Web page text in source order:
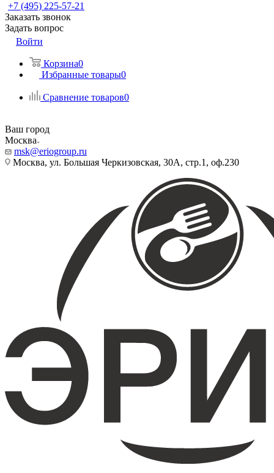
+7 (495) 225-57-21
Заказать звонок
Задать вопрос
Войти
Корзина0
Избранные товары0
Сравнение товаров0
Ваш город
Москва
msk@eriogroup.ru
Москва, ул. Большая Черкизовская, 30А, стр.1, оф.230